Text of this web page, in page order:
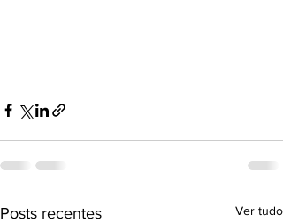
Posts recentes Ver tudo